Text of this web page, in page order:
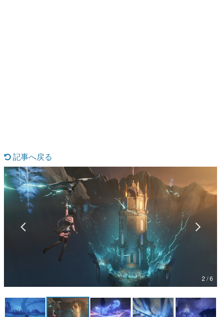
なんでゲームは面白い？
ゲーム開発者・hamatsu氏がゲームの魅力を画面や操作の
具体的な形から解き明かしていく、硬派で骨太な評論連載
です。
ゲームが変えた日本語
「経験値」「裏技」「ラスボス」… ゲームにまつわる言葉
の起源や用法の変遷を、コンピューター文化史研究家・タ
イニーP氏が徹底調査。
マンガ
記事へ戻る
2 / 6